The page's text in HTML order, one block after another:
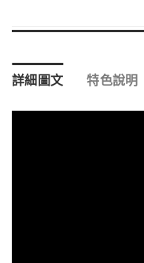
詳細圖文 特色說明